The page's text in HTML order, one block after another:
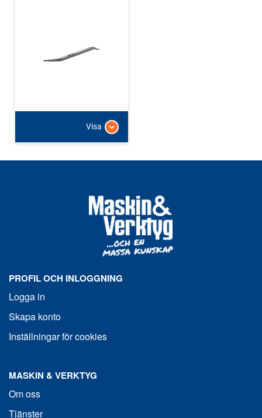
Visa
PROFIL OCH INLOGGNING
Logga in
Skapa konto
Inställningar för cookies
MASKIN & VERKTYG
Om oss
Tjänster